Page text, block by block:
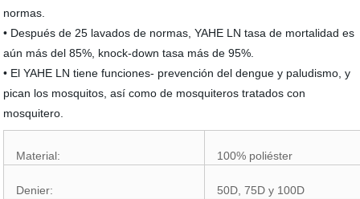
normas.
• Después de 25 lavados de normas, YAHE LN tasa de mortalidad es
aún más del 85%, knock-down tasa más de 95%.
• El YAHE LN tiene funciones- prevención del dengue y paludismo, y
pican los mosquitos, así como de mosquiteros tratados con
mosquitero.
Material: 100% poliéster
Denier: 50D, 75D y 100D